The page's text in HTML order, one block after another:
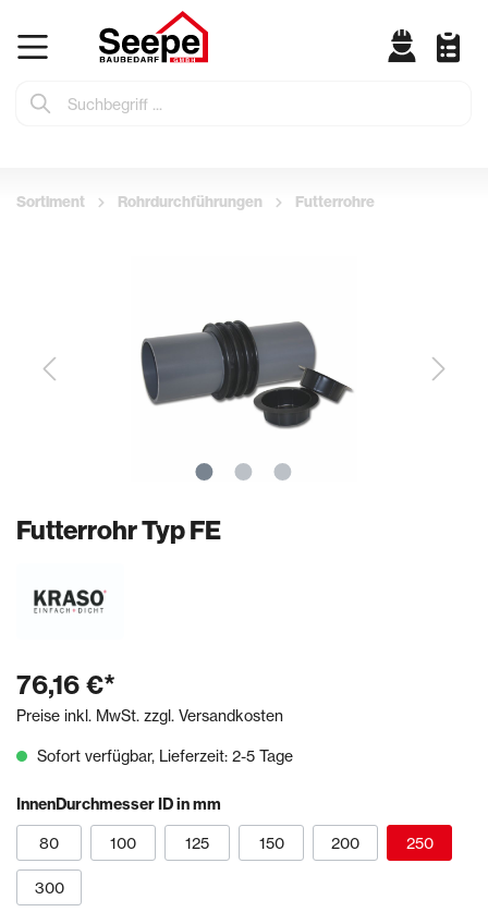
Sortiment Rohrdurchführungen Futterrohre
Futterrohr Typ FE
76,16 €*
Preise inkl. MwSt. zzgl. Versandkosten
Sofort verfügbar, Lieferzeit: 2-5 Tage
InnenDurchmesser ID in mm
80 100 125 150 200 250
300